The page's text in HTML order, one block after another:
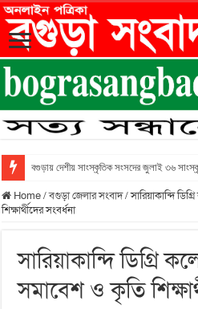
বগুড়ায় দেশীয় সাংস্কৃতিক সংসদের জুলাই ৩৬
Home/বগুড়া জেলার সংবাদ/সারিয়াকান্দি
শিক্ষার্থীদের সংবর্ধনা
সারিয়াকান্দি ডিগ্রি
সমাবেশ ও কৃতি